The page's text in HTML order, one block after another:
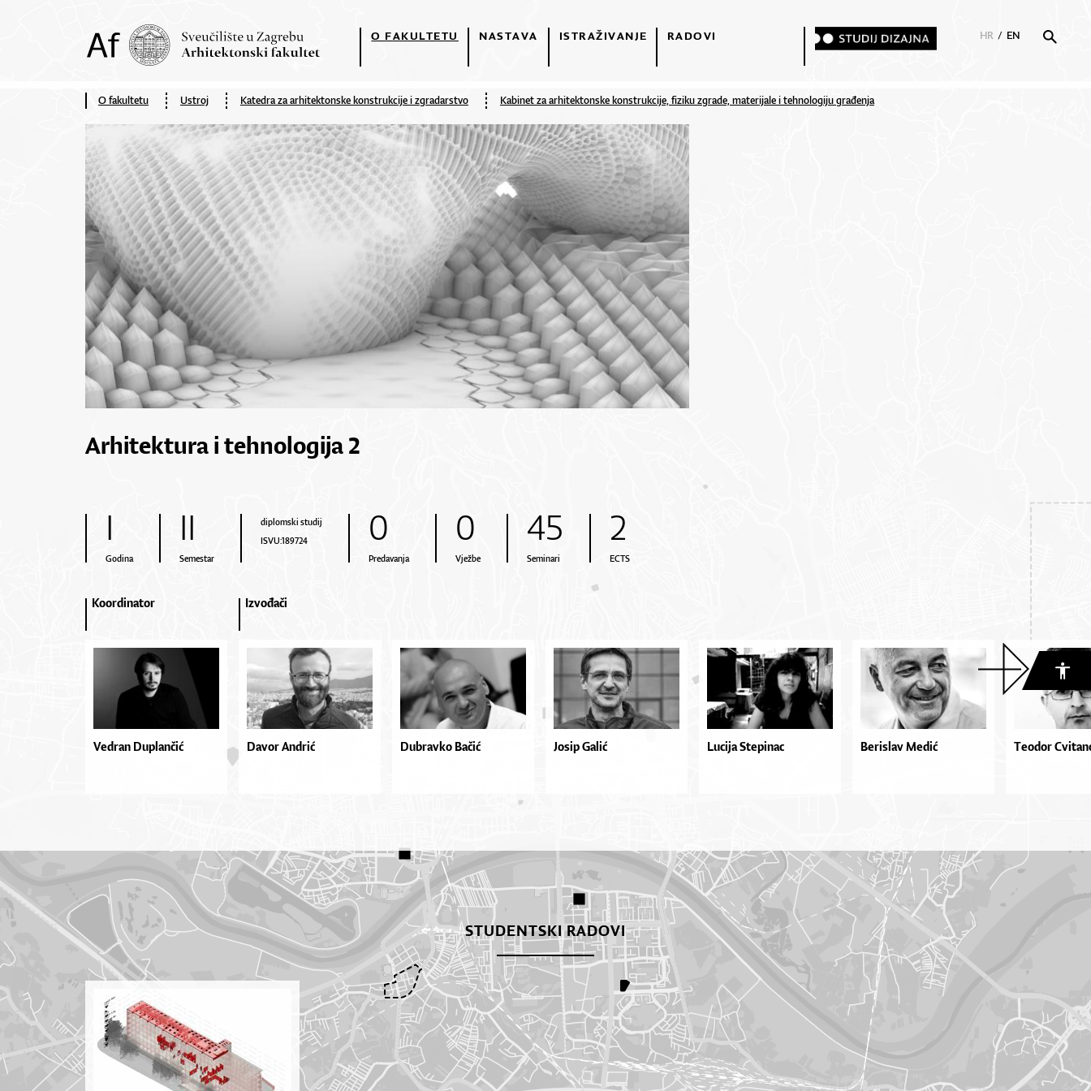
O FAKULTETU NASTAVA ISTRAŽIVANJE RADOVI HR / EN
O fakultetu Ustroj Katedra za arhitektonske konstrukcije i zgradarstvo Kabinet za arhitektonske konstrukcije, fiziku zgrade, materijale i tehnologiju građenja
Arhitektura i tehnologija 2
I
Godina
II
Semestar
diplomski studij
ISVU:189724
0
Predavanja
0
Vježbe
45
Seminari
2
ECTS
Koordinator
Vedran Duplančić
Izvođači
Davor Andrić Dubravko Bačić Josip Galić Lucija Stepinac Berislav Medić Teodor
STUDENTSKI RADOVI